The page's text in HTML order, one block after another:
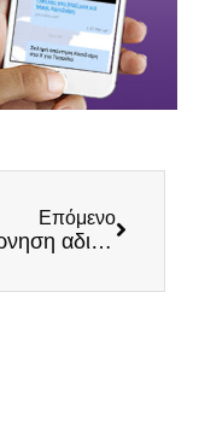
Επόμενο
Η κυβέρνηση αδιαφορεί για κτηνοτρόφους και παραγωγούς – SOS ΚΑΙ για τη γραβιέρα της Νάξου!